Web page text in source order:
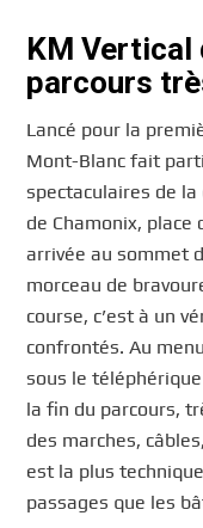
KM Vertical
parcours
Lancé pour la
Mont-Blanc fait
spectaculaires de
de Chamonix, place
arrivée au sommet
morceau de
course, c’est à un
confrontés. Au
sous le téléphérique
la fin du parcours,
des marches,
est la plus
passages que les